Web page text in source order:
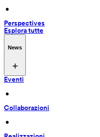
•
Perspectives
Esplora tutte
News
Eventi
•
Collaborazioni
•